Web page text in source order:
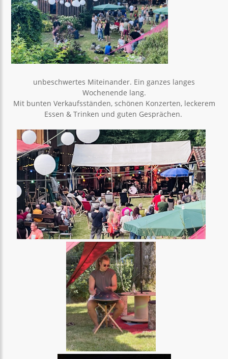
unbeschwertes Miteinander. Ein ganzes langes
Wochenende lang.
Mit bunten Verkaufsständen, schönen Konzerten, leckerem
Essen & Trinken und guten Gesprächen.